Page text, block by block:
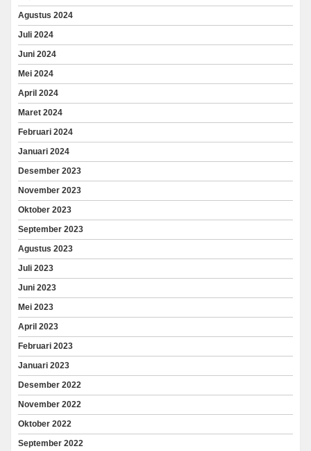
Agustus 2024
Juli 2024
Juni 2024
Mei 2024
April 2024
Maret 2024
Februari 2024
Januari 2024
Desember 2023
November 2023
Oktober 2023
September 2023
Agustus 2023
Juli 2023
Juni 2023
Mei 2023
April 2023
Februari 2023
Januari 2023
Desember 2022
November 2022
Oktober 2022
September 2022